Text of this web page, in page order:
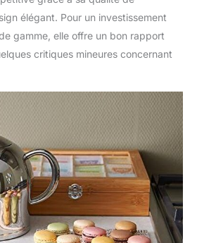
élégant. Pour un investissement
gamme, elle offre un bon rapport
critiques mineures concernant